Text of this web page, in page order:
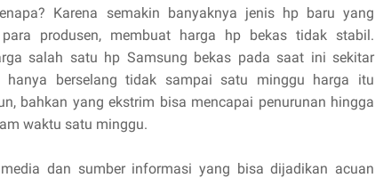
Karena semakin banyaknya jenis hp baru yang
produsen, membuat harga hp bekas tidak stabil.
salah satu hp Samsung bekas pada saat ini sekitar
hanya berselang tidak sampai satu minggu harga itu
bahkan yang ekstrim bisa mencapai penurunan hingga
waktu satu minggu.
dan sumber informasi yang bisa dijadikan acuan